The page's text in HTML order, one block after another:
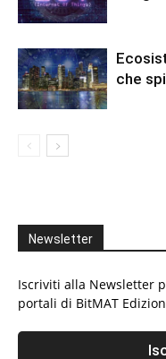
che
Newsletter
Iscriviti alla Newsletter
portali di BitMAT